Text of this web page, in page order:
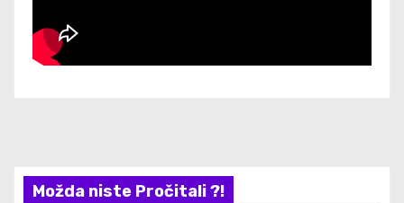
Možda niste Pročitali ?!